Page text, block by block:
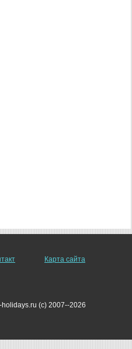
Карта сайта
(c) 2007--2026